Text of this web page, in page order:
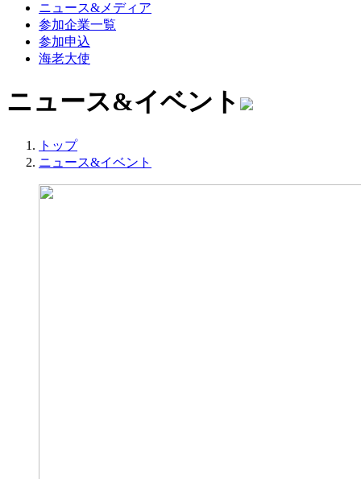
ニュース&メディア
参加企業一覧
参加申込
海老大使
ニュース&イベント
トップ
ニュース&イベント